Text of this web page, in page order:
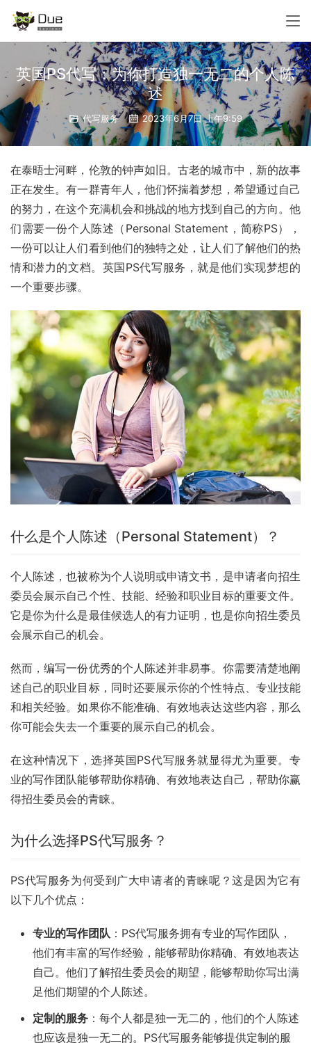
英国PS代写：为你打造独一无二的个人陈
述
代写服务 2023年6月7日 上午9:59
在泰晤士河畔，伦敦的钟声如旧。古老的城市中，新的故事
正在发生。有一群青年人，他们怀揣着梦想，希望通过自己
的努力，在这个充满机会和挑战的地方找到自己的方向。他
们需要一份个人陈述（Personal Statement，简称PS），
一份可以让人们看到他们的独特之处，让人们了解他们的热
情和潜力的文档。英国PS代写服务，就是他们实现梦想的
一个重要步骤。
什么是个人陈述（Personal Statement）？
个人陈述，也被称为个人说明或申请文书，是申请者向招生
委员会展示自己个性、技能、经验和职业目标的重要文件。
它是你为什么是最佳候选人的有力证明，也是你向招生委员
会展示自己的机会。
然而，编写一份优秀的个人陈述并非易事。你需要清楚地阐
述自己的职业目标，同时还要展示你的个性特点、专业技能
和相关经验。如果你不能准确、有效地表达这些内容，那么
你可能会失去一个重要的展示自己的机会。
在这种情况下，选择英国PS代写服务就显得尤为重要。专
业的写作团队能够帮助你精确、有效地表达自己，帮助你赢
得招生委员会的青睐。
为什么选择PS代写服务？
PS代写服务为何受到广大申请者的青睐呢？这是因为它有
以下几个优点：
专业的写作团队 ：PS代写服务拥有专业的写作团队，
他们有丰富的写作经验，能够帮助你精确、有效地表达
自己。他们了解招生委员会的期望，能够帮助你写出满
足他们期望的个人陈述。
定制的服务 ：每个人都是独一无二的，他们的个人陈述
也应该是独一无二的。PS代写服务能够提供定制的服